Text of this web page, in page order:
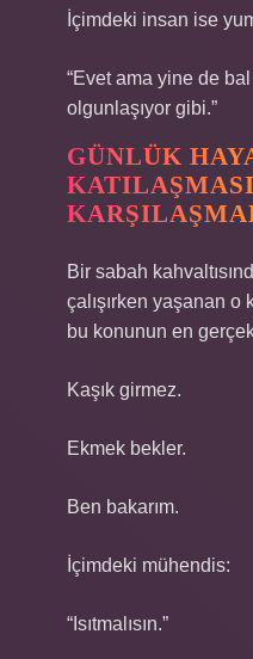
İçimdeki insan ise
“Evet ama yine de
olgunlaşıyor gibi.”
GÜNLÜK
Bir sabah
çalışırken yaşanan o
bu konunun en
Kaşık girmez.
Ekmek bekler.
Ben bakarım.
İçimdeki mühendis:
“Isıtmalısın.”